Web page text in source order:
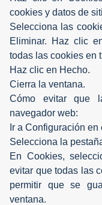
cookies y datos de
Selecciona las
Eliminar. Haz clic
todas las cookies en
Haz clic en Hecho.
Cierra la ventana.
Cómo evitar que
navegador web:
Ir a Configuración
Selecciona la
En Cookies,
evitar que todas las
permitir que se
ventana.